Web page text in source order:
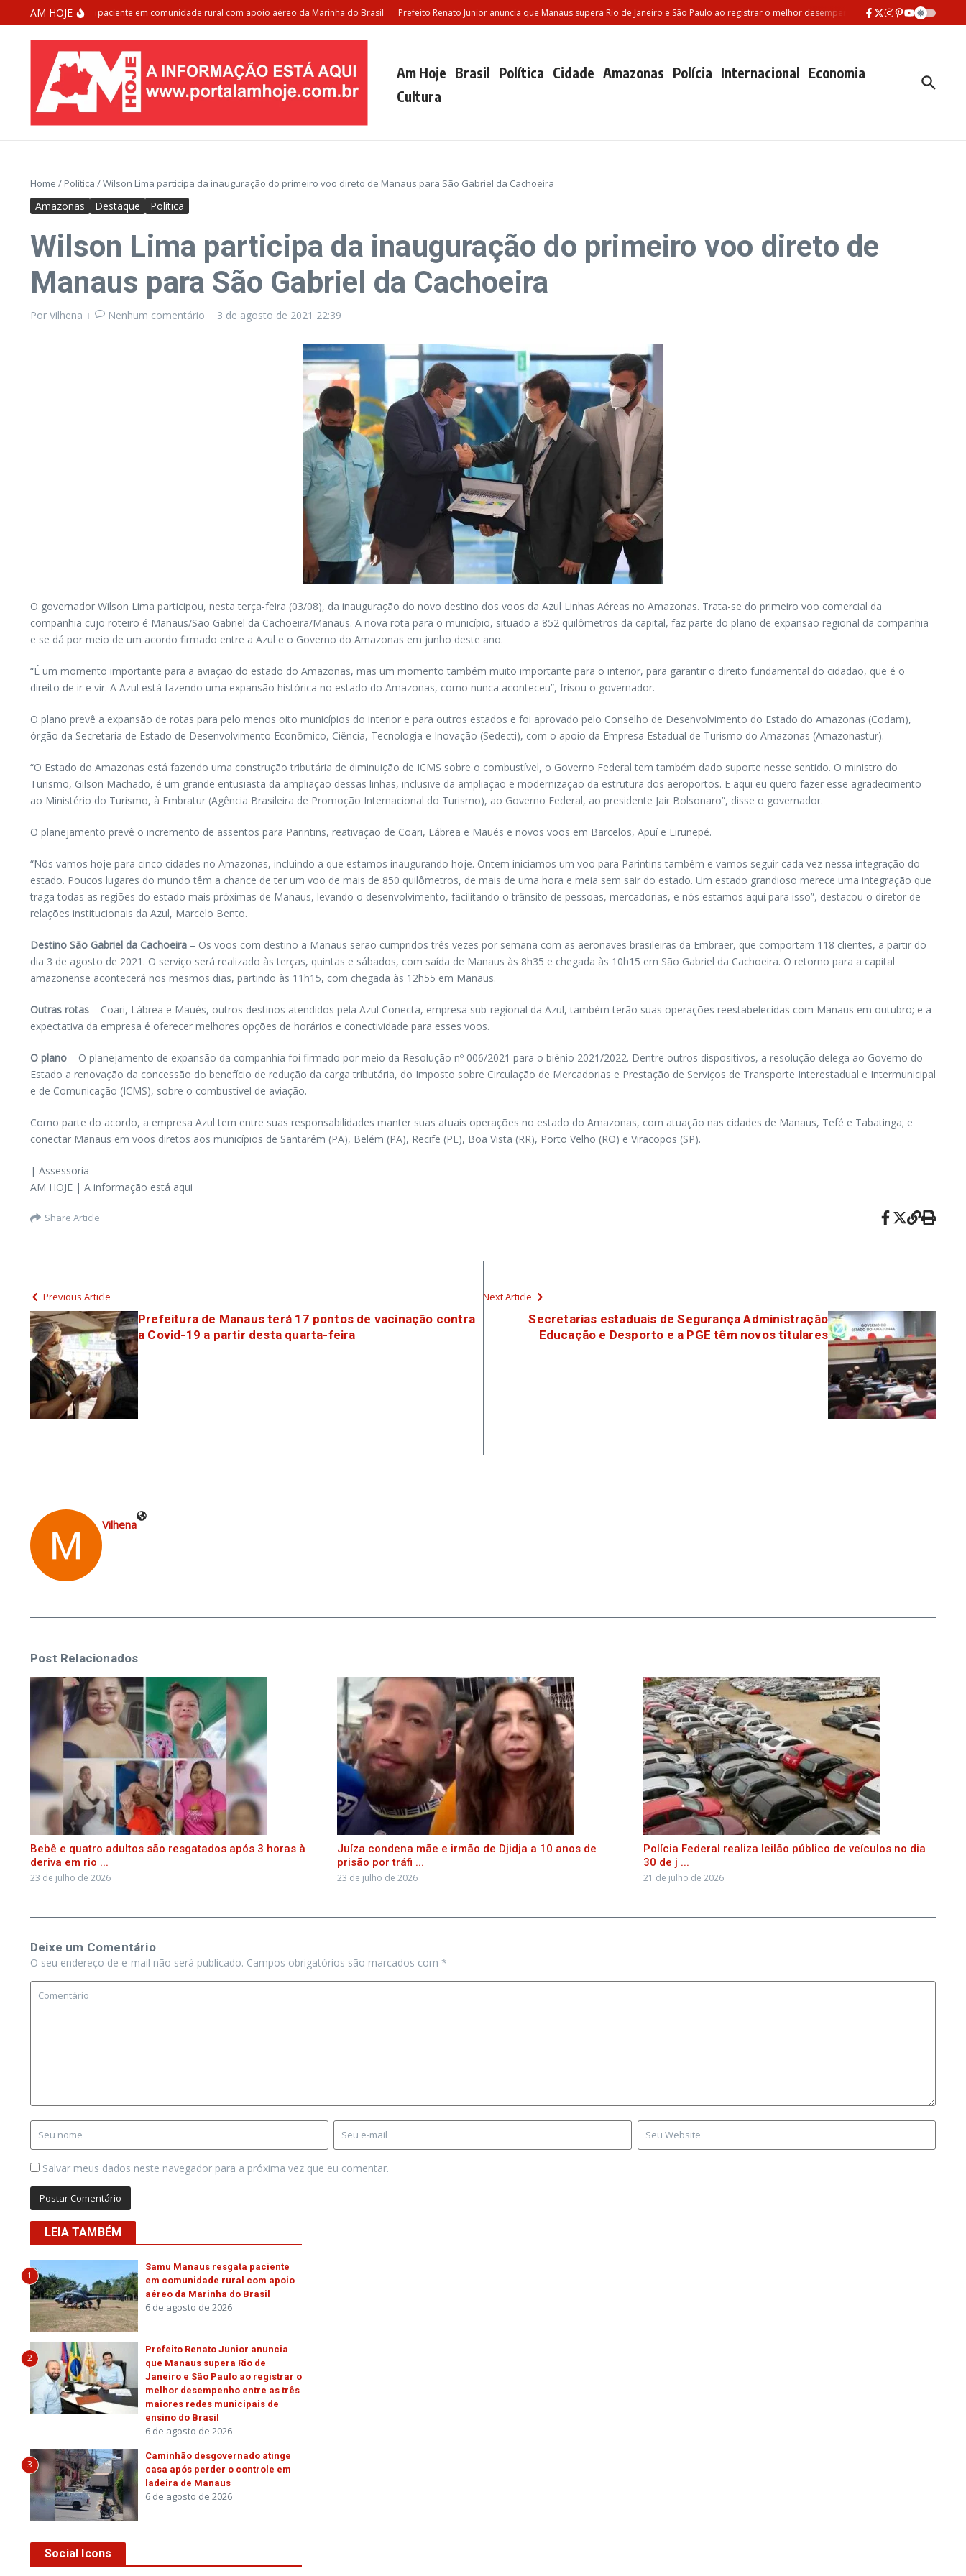
Ir para o conteúdo
AM HOJE
Manaus resgata paciente em comunidade rural com apoio aéreo da Marinha do Brasil Prefeito Renato Junior anuncia que Manaus supera Rio de Janeiro e São Paulo ao registrar o melhor desempenho entre as três maiores redes
Am Hoje Brasil Política Cidade Amazonas Polícia Internacional Economia
Cultura
Home / Política /Wilson Lima participa da inauguração do primeiro voo direto de Manaus para São Gabriel da Cachoeira
Amazonas Destaque Política
Wilson Lima participa da inauguração do primeiro voo direto de
Manaus para São Gabriel da Cachoeira
Por Vilhena Nenhum comentário 3 de agosto de 2021 22:39
O governador Wilson Lima participou, nesta terça-feira (03/08), da inauguração do novo destino dos voos da Azul Linhas Aéreas no Amazonas. Trata-se do primeiro voo comercial da
companhia cujo roteiro é Manaus/São Gabriel da Cachoeira/Manaus. A nova rota para o município, situado a 852 quilômetros da capital, faz parte do plano de expansão regional da companhia
e se dá por meio de um acordo firmado entre a Azul e o Governo do Amazonas em junho deste ano.
“É um momento importante para a aviação do estado do Amazonas, mas um momento também muito importante para o interior, para garantir o direito fundamental do cidadão, que é o
direito de ir e vir. A Azul está fazendo uma expansão histórica no estado do Amazonas, como nunca aconteceu”, frisou o governador.
O plano prevê a expansão de rotas para pelo menos oito municípios do interior e para outros estados e foi aprovado pelo Conselho de Desenvolvimento do Estado do Amazonas (Codam),
órgão da Secretaria de Estado de Desenvolvimento Econômico, Ciência, Tecnologia e Inovação (Sedecti), com o apoio da Empresa Estadual de Turismo do Amazonas (Amazonastur).
“O Estado do Amazonas está fazendo uma construção tributária de diminuição de ICMS sobre o combustível, o Governo Federal tem também dado suporte nesse sentido. O ministro do
Turismo, Gilson Machado, é um grande entusiasta da ampliação dessas linhas, inclusive da ampliação e modernização da estrutura dos aeroportos. E aqui eu quero fazer esse agradecimento
ao Ministério do Turismo, à Embratur (Agência Brasileira de Promoção Internacional do Turismo), ao Governo Federal, ao presidente Jair Bolsonaro”, disse o governador.
O planejamento prevê o incremento de assentos para Parintins, reativação de Coari, Lábrea e Maués e novos voos em Barcelos, Apuí e Eirunepé.
“Nós vamos hoje para cinco cidades no Amazonas, incluindo a que estamos inaugurando hoje. Ontem iniciamos um voo para Parintins também e vamos seguir cada vez nessa integração do
estado. Poucos lugares do mundo têm a chance de ter um voo de mais de 850 quilômetros, de mais de uma hora e meia sem sair do estado. Um estado grandioso merece uma integração que
traga todas as regiões do estado mais próximas de Manaus, levando o desenvolvimento, facilitando o trânsito de pessoas, mercadorias, e nós estamos aqui para isso”, destacou o diretor de
relações institucionais da Azul, Marcelo Bento.
Destino São Gabriel da Cachoeira – Os voos com destino a Manaus serão cumpridos três vezes por semana com as aeronaves brasileiras da Embraer, que comportam 118 clientes, a partir do
dia 3 de agosto de 2021. O serviço será realizado às terças, quintas e sábados, com saída de Manaus às 8h35 e chegada às 10h15 em São Gabriel da Cachoeira. O retorno para a capital
amazonense acontecerá nos mesmos dias, partindo às 11h15, com chegada às 12h55 em Manaus.
Outras rotas – Coari, Lábrea e Maués, outros destinos atendidos pela Azul Conecta, empresa sub-regional da Azul, também terão suas operações reestabelecidas com Manaus em outubro; e a
expectativa da empresa é oferecer melhores opções de horários e conectividade para esses voos.
O plano – O planejamento de expansão da companhia foi firmado por meio da Resolução nº 006/2021 para o biênio 2021/2022. Dentre outros dispositivos, a resolução delega ao Governo do
Estado a renovação da concessão do benefício de redução da carga tributária, do Imposto sobre Circulação de Mercadorias e Prestação de Serviços de Transporte Interestadual e Intermunicipal
e de Comunicação (ICMS), sobre o combustível de aviação.
Como parte do acordo, a empresa Azul tem entre suas responsabilidades manter suas atuais operações no estado do Amazonas, com atuação nas cidades de Manaus, Tefé e Tabatinga; e
conectar Manaus em voos diretos aos municípios de Santarém (PA), Belém (PA), Recife (PE), Boa Vista (RR), Porto Velho (RO) e Viracopos (SP).
| Assessoria
AM HOJE | A informação está aqui
Share Article
Previous Article
Prefeitura de Manaus terá 17 pontos de vacinação contra
a Covid-19 a partir desta quarta-feira
Next Article
Secretarias estaduais de Segurança Administração
Educação e Desporto e a PGE têm novos titulares
Vilhena
Post Relacionados
Bebê e quatro adultos são resgatados após 3 horas à
deriva em rio ...
23 de julho de 2026
Juíza condena mãe e irmão de Djidja a 10 anos de
prisão por tráfi ...
23 de julho de 2026
Polícia Federal realiza leilão público de veículos no dia
30 de j ...
21 de julho de 2026
Deixe um Comentário
O seu endereço de e-mail não será publicado. Campos obrigatórios são marcados com *
Salvar meus dados neste navegador para a próxima vez que eu comentar.
LEIA TAMBÉM
1
Samu Manaus resgata paciente
em comunidade rural com apoio
aéreo da Marinha do Brasil
6 de agosto de 2026
2
Prefeito Renato Junior anuncia
que Manaus supera Rio de
Janeiro e São Paulo ao registrar o
melhor desempenho entre as três
maiores redes municipais de
ensino do Brasil
6 de agosto de 2026
3
Caminhão desgovernado atinge
casa após perder o controle em
ladeira de Manaus
6 de agosto de 2026
Social Icons